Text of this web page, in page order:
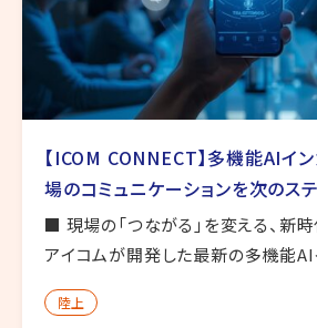
【ICOM CONNECT】多機能AIイン
場のコミュニケーションを次のス
■ 現場の「つながる」を変える、新
アイコムが開発した最新の多機能AI
「ICOM CONNECT」 は、業務現場の
ンを革新するツールです。従来のト
陸上